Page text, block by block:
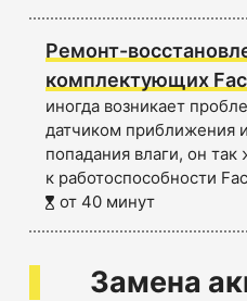
Ремонт-
комплектующих
иногда возникает
датчиком приближения
попадания влаги, он так
к работоспособности
от 40 минут
Замена